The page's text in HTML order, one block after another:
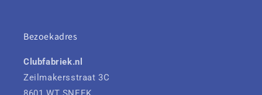
Bezoekadres
Clubfabriek.nl
Zeilmakersstraat 3C